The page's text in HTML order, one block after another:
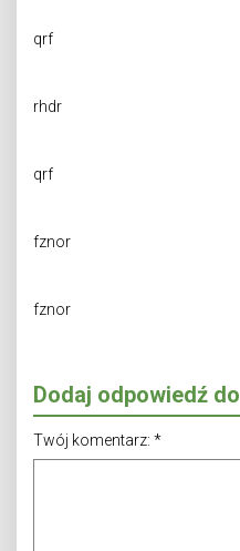
qrf
rhdr
qrf
fznor
fznor
Dodaj odpowiedź do
Twój komentarz: *